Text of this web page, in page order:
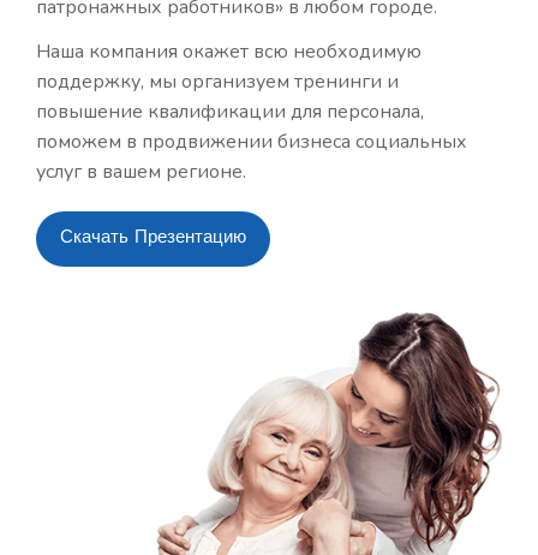
патронажных работников» в любом городе.
Наша компания окажет всю необходимую
поддержку, мы организуем тренинги и
повышение квалификации для персонала,
поможем в продвижении бизнеса социальных
услуг в вашем регионе.
Скачать Презентацию